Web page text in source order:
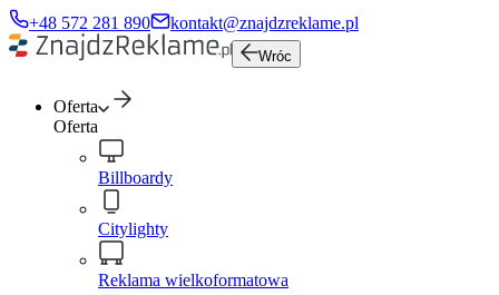
+48 572 281 890 kontakt@znajdzreklame.pl
Wróc
Oferta
Oferta
Billboardy
Citylighty
Reklama wielkoformatowa